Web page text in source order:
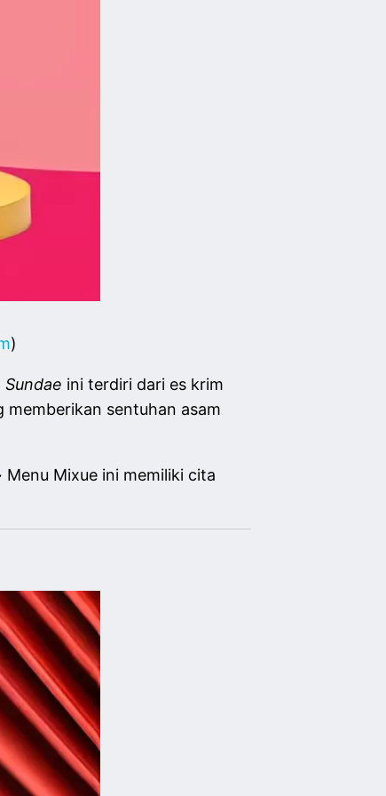
)
Sundae ini terdiri dari es krim
sentuhan asam
Mixue ini memiliki cita